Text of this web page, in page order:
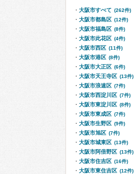
大阪市すべて (262件)
大阪市都島区 (12件)
大阪市福島区 (8件)
大阪市此花区 (4件)
大阪市西区 (11件)
大阪市港区 (8件)
大阪市大正区 (6件)
大阪市天王寺区 (13件)
大阪市浪速区 (7件)
大阪市西淀川区 (7件)
大阪市東淀川区 (8件)
大阪市東成区 (7件)
大阪市生野区 (9件)
大阪市旭区 (7件)
大阪市城東区 (13件)
大阪市阿倍野区 (13件)
大阪市住吉区 (16件)
大阪市東住吉区 (12件)